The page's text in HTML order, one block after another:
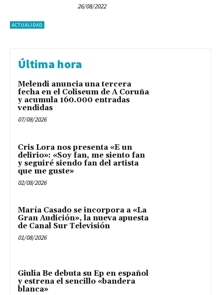
ACTUALIDAD
26/08/2022
Última hora
Melendi anuncia una tercera
fecha en el Coliseum de A Coruña
y acumula 160.000 entradas
vendidas
07/08/2026
Cris Lora nos presenta «E un
delirio»: «Soy fan, me siento fan
y seguiré siendo fan del artista
que me guste»
02/08/2026
María Casado se incorpora a «La
Gran Audición», la nueva apuesta
de Canal Sur Televisión
01/08/2026
Giulia Be debuta su Ep en español
y estrena el sencillo «bandera
blanca»